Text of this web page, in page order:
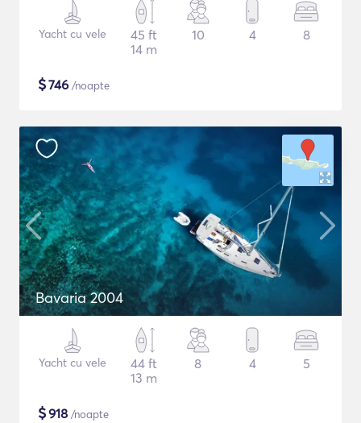
Yacht cu vele
45 ft
14 m
10 4 8
$746 /noapte
Bavaria 2004
Yacht cu vele
44 ft
13 m
8 4 5
$918 /noapte